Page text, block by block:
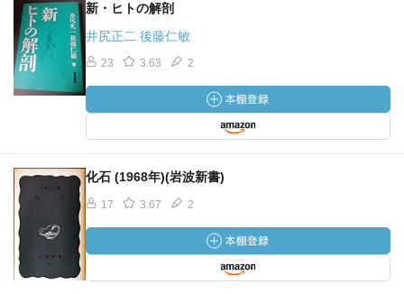
新・ヒトの解剖
井尻正二 後藤仁敏
23 3.63 2
化石 (1968年)(岩波新書)
17 3.67 2